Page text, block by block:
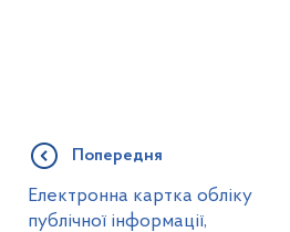
Попередня
Електронна картка обліку
публічної інформації,